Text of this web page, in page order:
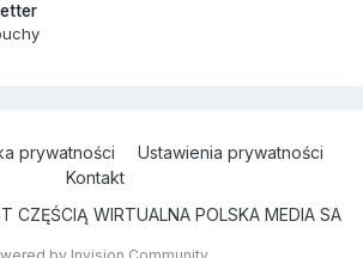
prywatności
Ustawienia prywatności
Kontakt
CZĘŚCIĄ WIRTUALNA POLSKA MEDIA SA